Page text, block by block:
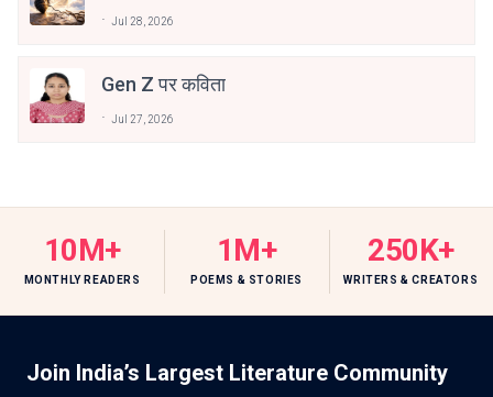
Jul 28, 2026
Gen Z पर कविता
Jul 27, 2026
10M+
MONTHLY READERS
1M+
POEMS & STORIES
250K+
WRITERS & CREATORS
Join India’s Largest Literature Community